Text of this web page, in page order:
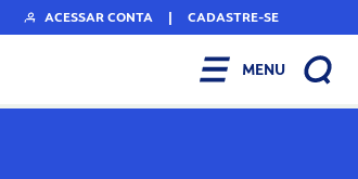
ACESSAR CONTA | CADASTRE-SE
MENU